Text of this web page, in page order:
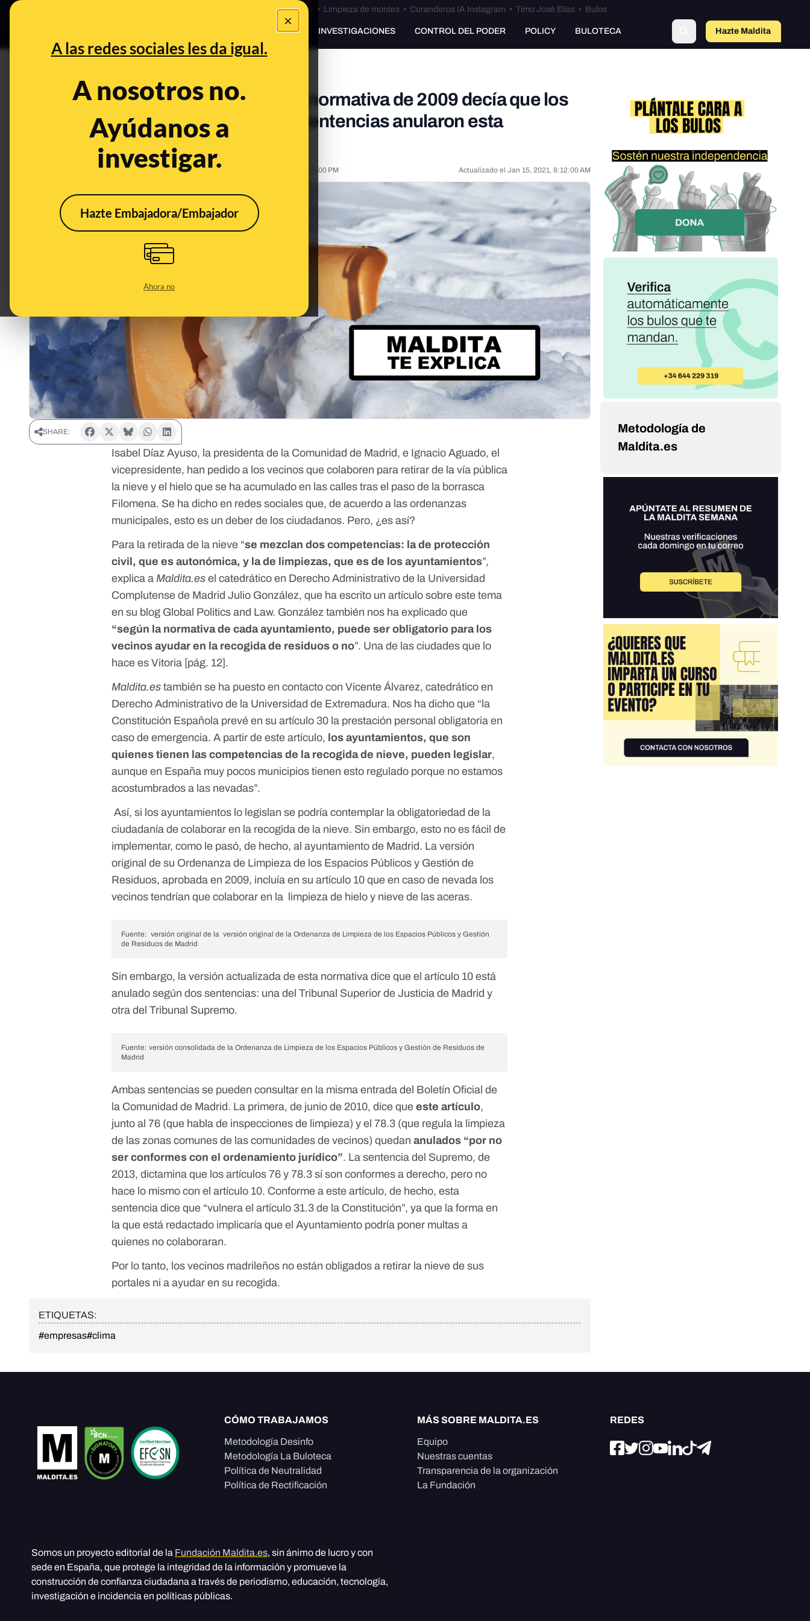
×
A las redes sociales les da igual.
A nosotros no.
Ayúdanos a
investigar.
Hazte Embajadora/Embajador
Ahora no
Bulos Ceuta • Limpieza de montes• Curanderos IA Instagram • Timo José Elías• Bulos
PREBUNKING INVESTIGACIONES CONTROL DEL PODER POLICY BULOTECA Hazte Maldita
Nieve en los portales en Madrid: la normativa de 2009 decía que los
vecinos debían quitarla, pero dos sentencias anularon esta
obligación
Publicado el Jan 13, 2021, 3:14:00 PM Actualizado el Jan 15, 2021, 8:12:00 AM
SHARE:
Isabel Díaz Ayuso, la presidenta de la Comunidad de Madrid, e Ignacio Aguado, el
vicepresidente, han pedido a los vecinos que colaboren para retirar de la vía pública
la nieve y el hielo que se ha acumulado en las callestras el paso de la borrasca
Filomena. Se ha dicho en redes sociales que, de acuerdo a las ordenanzas
municipales, esto es un deber de los ciudadanos. Pero, ¿es así?
Para la retirada de la nieve “se mezclan dos competencias: la de protección
civil, que es autonómica, y la de limpiezas, que es de los ayuntamientos”,
explica aMaldita.esel catedrático en Derecho Administrativo de la Universidad
Complutense de Madrid Julio González, que ha escrito unartículo sobre este tema
en su blog Global Politics and Law. González también nos ha explicado que
“según la normativa de cada ayuntamiento, puede ser obligatorio para los
vecinos ayudar en la recogida de residuos o no”. Una de las ciudades que lo
hace es Vitoria [pág. 12].
Maldita.estambién se ha puesto en contacto con Vicente Álvarez, catedrático en
Derecho Administrativo de la Universidad de Extremadura. Nos ha dicho que “la
Constitución Española prevé en su artículo 30 la prestación personal obligatoria en
caso de emergencia. A partir de este artículo, los ayuntamientos, que son
quienes tienen las competencias de la recogida de nieve, pueden legislar,
aunque en España muy pocos municipios tienen esto regulado porque no estamos
acostumbrados a las nevadas”.
Así, si los ayuntamientos lo legislan se podría contemplar la obligatoriedad de la
ciudadanía de colaborar en la recogida de la nieve. Sin embargo, esto no es fácil de
implementar, como le pasó, de hecho, al ayuntamiento de Madrid. Laversión
original de su Ordenanza de Limpieza de los Espacios Públicos y Gestión de
Residuos, aprobada en 2009, incluía en su artículo 10 que en caso de nevada los
vecinos tendrían que colaborar en la limpieza de hielo y nieve de las aceras.
Fuente:versión original de laversión original de la Ordenanza de Limpieza de los Espacios Públicos y Gestión
de Residuos de Madrid
Sin embargo, la versión actualizada de esta normativa dice que el artículo 10 está
anulado según dos sentencias: una del Tribunal Superior de Justicia de Madrid y
otra del Tribunal Supremo.
Fuente:versión consolidada de la Ordenanza de Limpieza de los Espacios Públicos y Gestión de Residuos de
Madrid
Ambas sentencias se pueden consultar en la mismaentrada del Boletín Oficial de
la Comunidad de Madrid. La primera, de junio de 2010, dice queeste artículo,
junto al 76 (que habla de inspecciones de limpieza) y el 78.3 (que regula la limpieza
de las zonas comunes de las comunidades de vecinos) quedananulados “por no
ser conformes con el ordenamiento jurídico”. Lasentencia del Supremo, de
2013, dictamina que los artículos 76 y 78.3 sí son conformes a derecho, pero no
hace lo mismo con el artículo 10. Conforme a este artículo, de hecho, esta
sentencia dice que “vulnera elartículo 31.3 de la Constitución”, ya que la forma en
la que está redactado implicaría que el Ayuntamiento podría poner multas a
quienes no colaboraran.
Por lo tanto, los vecinos madrileños no están obligados a retirar la nieve de sus
portales ni a ayudar en su recogida.
ETIQUETAS:
#empresas#clima
Metodología de
Maldita.es
CÓMO TRABAJAMOS
Metodología Desinfo
Metodología La Buloteca
Política de Neutralidad
Política de Rectificación
MÁS SOBRE MALDITA.ES
Equipo
Nuestras cuentas
Transparencia de la organización
La Fundación
REDES
Somos un proyecto editorial de la Fundación Maldita.es, sin ánimo de lucro y con
sede en España, que protege la integridad de la información y promueve la
construcción de confianza ciudadana a través de periodismo, educación, tecnología,
investigación e incidencia en políticas públicas.